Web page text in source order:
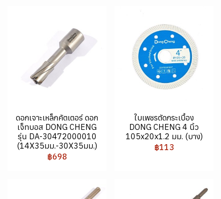
ดอกเจาะเหล็กคัตเตอร์ ดอก
เจ็ทบอส DONG CHENG
รุ่น DA-30472000010
(14X35มม.-30X35มม.)
฿698
ใบเพชรตัดกระเบื้อง
DONG CHENG 4 นิ้ว
105x20x1.2 มม. (บาง)
฿113